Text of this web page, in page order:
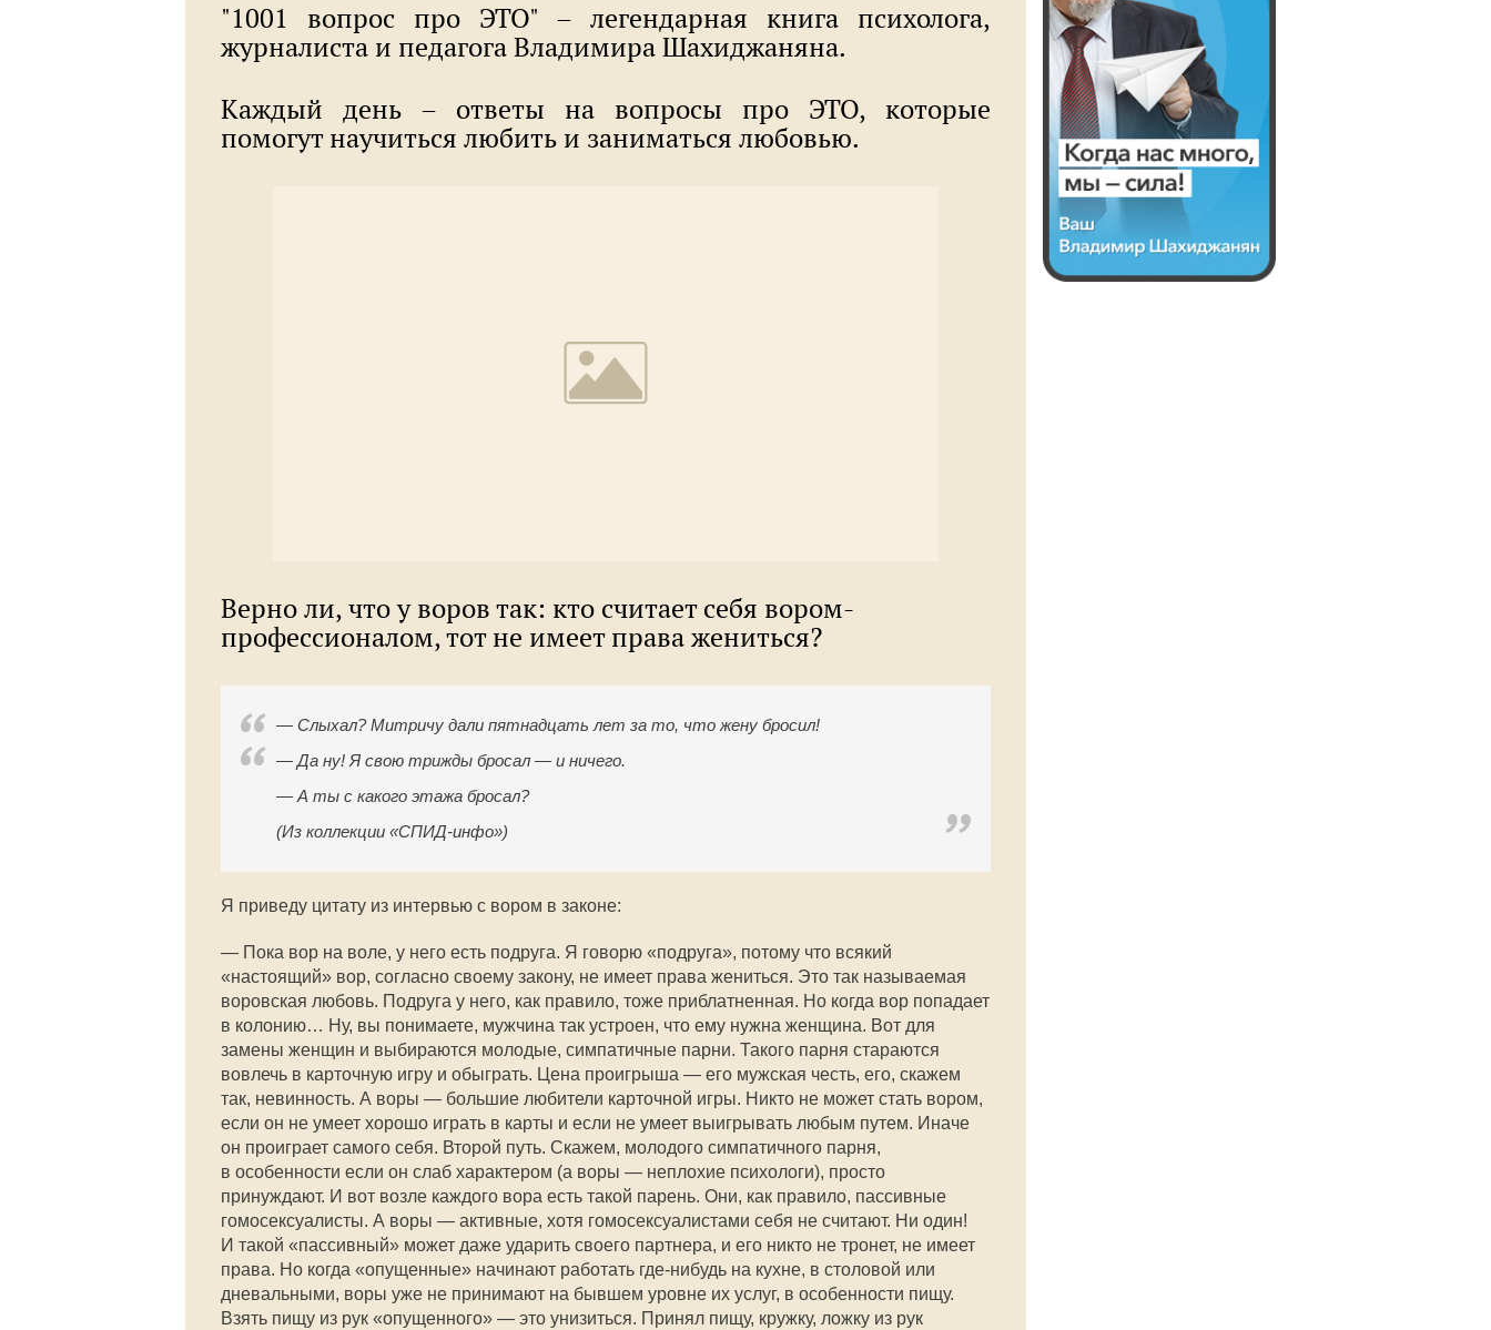
"1001 вопрос про ЭТО" – легендарная книга психолога,
журналиста и педагога Владимира Шахиджаняна.
Каждый день – ответы на вопросы про ЭТО, которые
помогут научиться любить и заниматься любовью.
Верно ли, что у воров так: кто считает себя вором-
профессионалом, тот не имеет права жениться?
— Слыхал? Митричу дали пятнадцать лет за то, что жену бросил!
— Да ну! Я свою трижды бросал — и ничего.
— А ты с какого этажа бросал?
(Из коллекции «СПИД-инфо»)
Я приведу цитату из интервью с вором в законе:
— Пока вор на воле, у него есть подруга. Я говорю «подруга», потому что всякий
«настоящий» вор, согласно своему закону, не имеет права жениться. Это так называемая
воровская любовь. Подруга у него, как правило, тоже приблатненная. Но когда вор попадает
в колонию… Ну, вы понимаете, мужчина так устроен, что ему нужна женщина. Вот для
замены женщин и выбираются молодые, симпатичные парни. Такого парня стараются
вовлечь в карточную игру и обыграть. Цена проигрыша — его мужская честь, его, скажем
так, невинность. А воры — большие любители карточной игры. Никто не может стать вором,
если он не умеет хорошо играть в карты и если не умеет выигрывать любым путем. Иначе
он проиграет самого себя. Второй путь. Скажем, молодого симпатичного парня,
в особенности если он слаб характером (а воры — неплохие психологи), просто
принуждают. И вот возле каждого вора есть такой парень. Они, как правило, пассивные
гомосексуалисты. А воры — активные, хотя гомосексуалистами себя не считают. Ни один!
И такой «пассивный» может даже ударить своего партнера, и его никто не тронет, не имеет
права. Но когда «опущенные» начинают работать где-нибудь на кухне, в столовой или
дневальными, воры уже не принимают на бывшем уровне их услуг, в особенности пищу.
Взять пищу из рук «опущенного» — это унизиться. Принял пищу, кружку, ложку из рук